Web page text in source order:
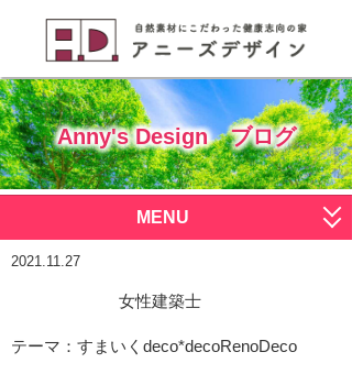
Anny's Design ブログ
MENU
サービス一覧
deco deco
ブログ
2021.11.27
女性建築士
テーマ： すまいく deco*decoRenoDeco